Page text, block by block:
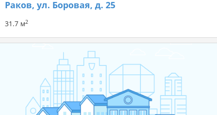
Раков, ул. Боровая, д. 25
31.7 м2